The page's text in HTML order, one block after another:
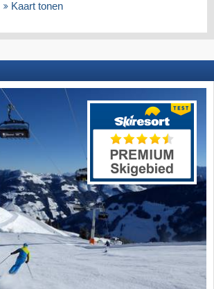
Kaart tonen